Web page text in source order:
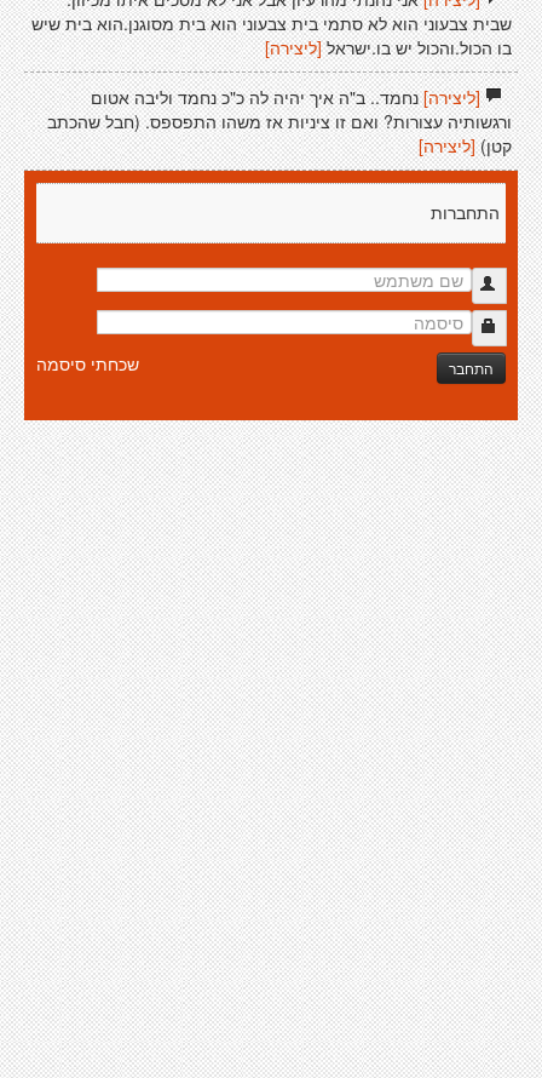
שבית צבעוני הוא לא סתמי בית צבעוני הוא בית מסוגנן.הוא בית שיש
בו הכול.והכול יש בו.ישראל [ליצירה]
[ליצירה]נחמד.. ב"ה איך יהיה לה כ"כ נחמד וליבה אטום
ורגשותיה עצורות? ואם זו ציניות אז משהו התפספס. (חבל שהכתב
קטן) [ליצירה]
התחברות
התחבר שכחתי סיסמה